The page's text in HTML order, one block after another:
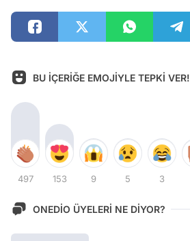
BU İÇERİĞE EMOJİYLE TEPKİ VER!
497 153 9 5 3
ONEDİO ÜYELERİ NE DİYOR?